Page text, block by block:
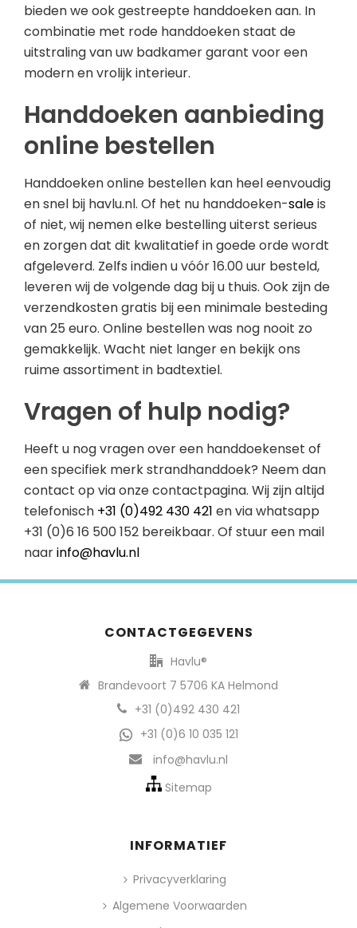
bieden we ook gestreepte handdoeken aan. In
combinatie met rode handdoeken staat de
uitstraling van uw badkamer garant voor een
modern en vrolijk interieur.
Handdoeken aanbieding
online bestellen
Handdoeken online bestellen kan heel eenvoudig
en snel bij havlu.nl. Of het nu handdoeken-saleis
of niet, wij nemen elke bestelling uiterst serieus
en zorgen dat dit kwalitatief in goede orde wordt
afgeleverd. Zelfs indien u vóór 16.00 uur besteld,
leveren wij de volgende dag bij u thuis. Ook zijn de
verzendkosten gratis bij een minimale besteding
van 25 euro. Online bestellen was nog nooit zo
gemakkelijk. Wacht niet langer en bekijk ons
ruime assortiment in badtextiel.
Vragen of hulp nodig?
Heeft u nog vragen over een handdoekenset of
een specifiek merk strandhanddoek? Neem dan
contact op via onze contactpagina. Wij zijn altijd
telefonisch +31 (0)492 430 421 en via whatsapp
+31 (0)6 16 500 152 bereikbaar. Of stuur een mail
naarinfo@havlu.nl
CONTACTGEGEVENS
Havlu®
Brandevoort 7 5706 KA Helmond
+31 (0)492 430 421
+31 (0)6 10 035 121
info@havlu.nl
Sitemap
INFORMATIEF
Privacyverklaring
Algemene Voorwaarden